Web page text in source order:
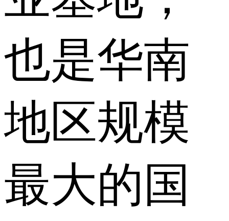
也是华南
地区规模
最大的国